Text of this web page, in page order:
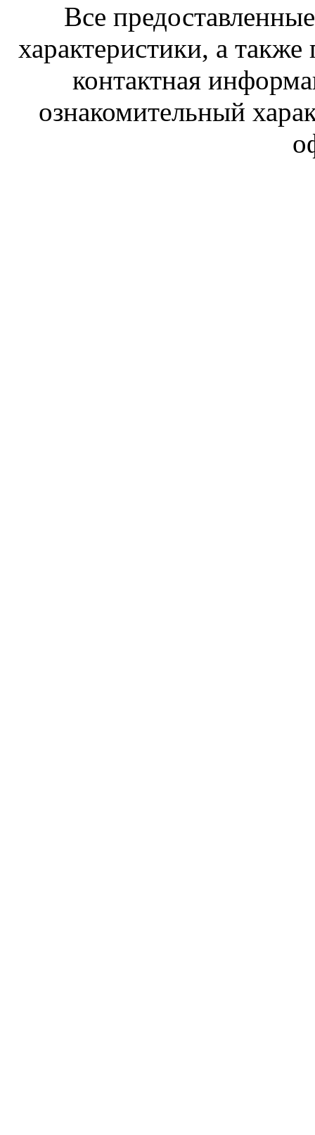
Все
характеристики, а также
контактная
ознакомительный